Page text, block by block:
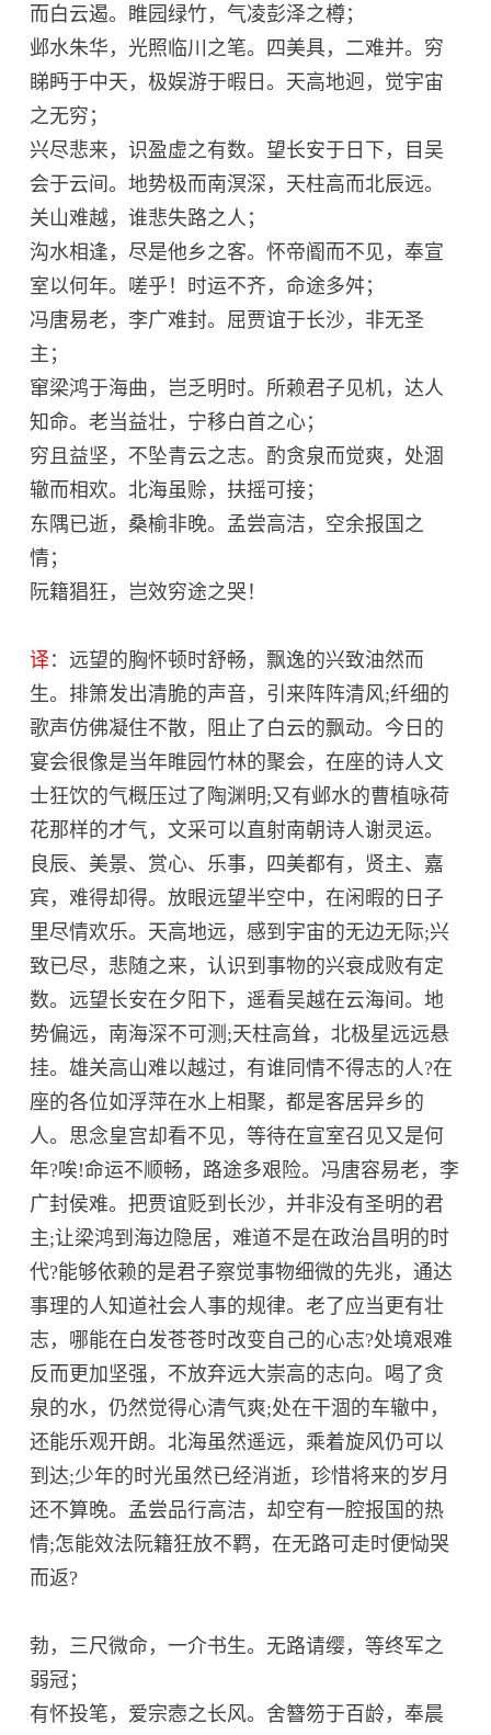
而白云遏。睢园绿竹，气凌彭泽之樽；
邺水朱华，光照临川之笔。四美具，二难并。穷
睇眄于中天，极娱游于暇日。天高地迥，觉宇宙
之无穷；
兴尽悲来，识盈虚之有数。望长安于日下，目吴
会于云间。地势极而南溟深，天柱高而北辰远。
关山难越，谁悲失路之人；
沟水相逢，尽是他乡之客。怀帝阍而不见，奉宣
室以何年。嗟乎！时运不齐，命途多舛；
冯唐易老，李广难封。屈贾谊于长沙，非无圣
主；
窜梁鸿于海曲，岂乏明时。所赖君子见机，达人
知命。老当益壮，宁移白首之心；
穷且益坚，不坠青云之志。酌贪泉而觉爽，处涸
辙而相欢。北海虽赊，扶摇可接；
东隅已逝，桑榆非晚。孟尝高洁，空余报国之
情；
阮籍猖狂，岂效穷途之哭！
译：远望的胸怀顿时舒畅，飘逸的兴致油然而
生。排箫发出清脆的声音，引来阵阵清风;纤细的
歌声仿佛凝住不散，阻止了白云的飘动。今日的
宴会很像是当年睢园竹林的聚会，在座的诗人文
士狂饮的气概压过了陶渊明;又有邺水的曹植咏荷
花那样的才气，文采可以直射南朝诗人谢灵运。
良辰、美景、赏心、乐事，四美都有，贤主、嘉
宾，难得却得。放眼远望半空中，在闲暇的日子
里尽情欢乐。天高地远，感到宇宙的无边无际;兴
致已尽，悲随之来，认识到事物的兴衰成败有定
数。远望长安在夕阳下，遥看吴越在云海间。地
势偏远，南海深不可测;天柱高耸，北极星远远悬
挂。雄关高山难以越过，有谁同情不得志的人?在
座的各位如浮萍在水上相聚，都是客居异乡的
人。思念皇宫却看不见，等待在宣室召见又是何
年?唉!命运不顺畅，路途多艰险。冯唐容易老，李
广封侯难。把贾谊贬到长沙，并非没有圣明的君
主;让梁鸿到海边隐居，难道不是在政治昌明的时
代?能够依赖的是君子察觉事物细微的先兆，通达
事理的人知道社会人事的规律。老了应当更有壮
志，哪能在白发苍苍时改变自己的心志?处境艰难
反而更加坚强，不放弃远大崇高的志向。喝了贪
泉的水，仍然觉得心清气爽;处在干涸的车辙中，
还能乐观开朗。北海虽然遥远，乘着旋风仍可以
到达;少年的时光虽然已经消逝，珍惜将来的岁月
还不算晚。孟尝品行高洁，却空有一腔报国的热
情;怎能效法阮籍狂放不羁，在无路可走时便恸哭
而返?
勃，三尺微命，一介书生。无路请缨，等终军之
弱冠；
有怀投笔，爱宗悫之长风。舍簪笏于百龄，奉晨